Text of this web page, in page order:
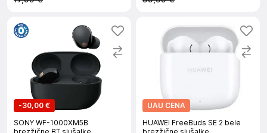
-30,00 €
SONY WF-1000XM5B
UAU CENA
HUAWEI FreeBuds SE 2 bele